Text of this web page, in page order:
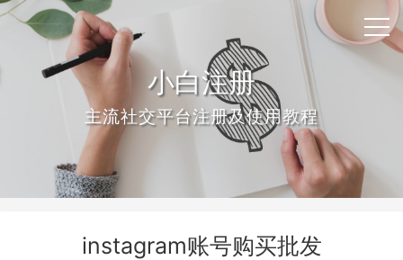
小白注册
主流社交平台注册及使用教程
instagram账号购买批发